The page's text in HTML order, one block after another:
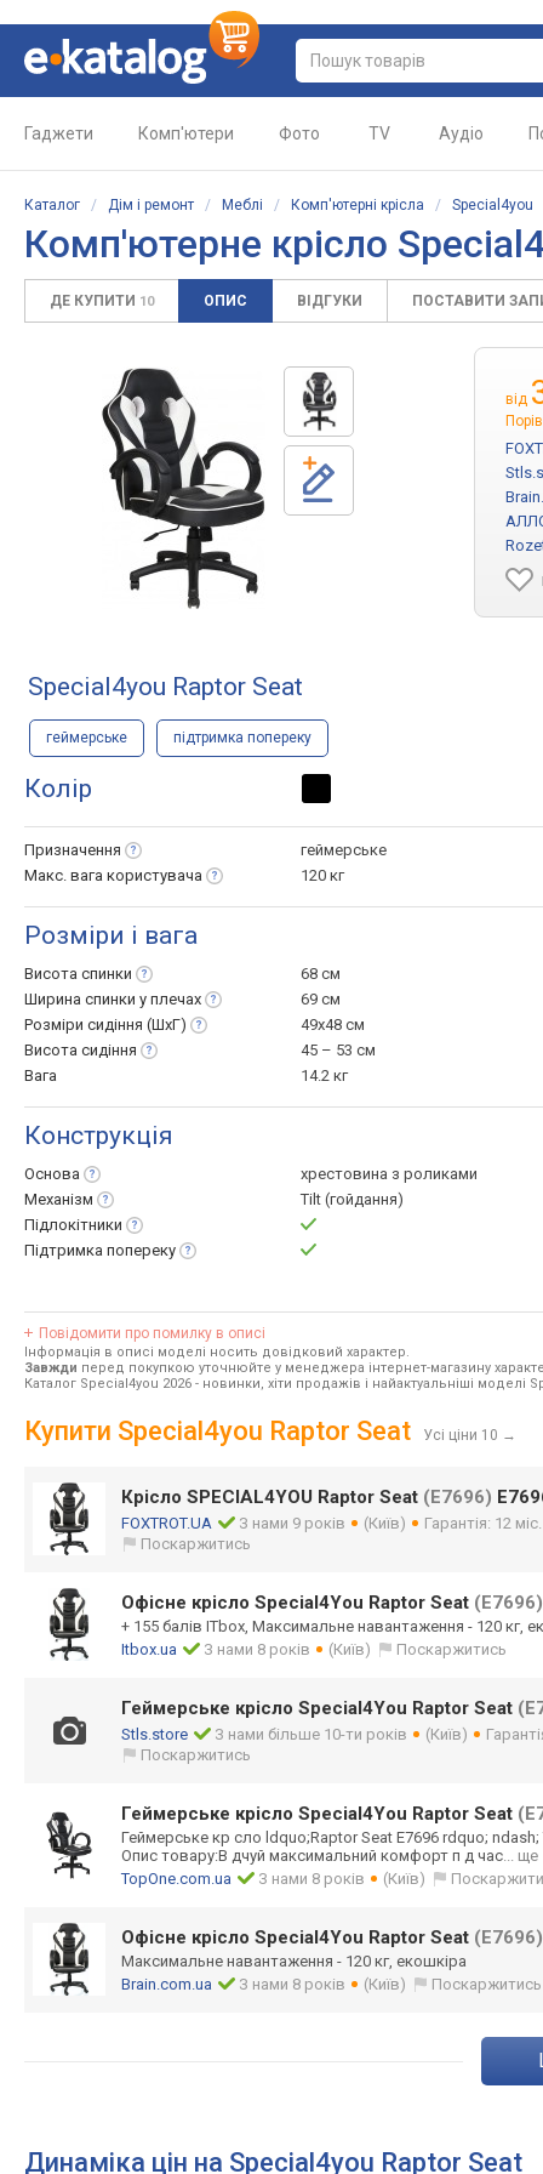
Гаджети Комп'ютери Фото TV Аудіо
Каталог / Дім і ремонт / Меблі / Комп'ютерні крісла / Special4you
Комп'ютерне крісло
ДЕ КУПИТИ 10 ОПИС ВІДГУКИ ПОСТАВИТИ
від
Special4you Raptor Seat
геймерське підтримка попереку
Колір
Призначення
геймерське
Макс. вага користувача 120 кг
Розміри і вага
Висота спинки
68 см
Ширина спинки у плечах
69 см
Розміри сидіння (ШхГ)
49x48 см
Висота сидіння
45 – 53 см
Вага
14.2 кг
Конструкція
Основа
хрестовина з роликами
Механізм
Tilt (гойдання)
Підлокітники
Підтримка попереку
Повідомити про помилку в описі
Інформація в описі моделі носить довідковий характер.
Завжди перед покупкою уточнюйте у менеджера інтернет-магазину
Каталог Special4you 2026 - новинки, хіти продажів і найактуальніші моделі
Купити Special4you Raptor Seat Усі ціни 10 →
Крісло SPECIAL4YOU Raptor Seat (E7696)
FOXTROT.UA З нами 9 років (Київ)
Гарантія: 12
Поскаржитись
Офісне крісло Special4You Raptor Seat (E7696)
+ 155 балів ITbox, Максимальне навантаження - 120 кг,
Itbox.ua
З нами 8 років (Київ) Поскаржитись
Геймерське крісло Special4You Raptor Seat
Stls.store З нами більше 10-ти років (Київ)
Поскаржитись
Геймерське крісло Special4You Raptor Seat
Геймерське кр сло ldquo;Raptor Seat E7696 rdquo;
Опис товару:В дчуй максимальний комфорт п д час... ще
TopOne.com.ua
З нами 8 років (Київ)
Офісне крісло Special4You Raptor Seat (E7696)
Максимальне навантаження - 120 кг, екошкіра
Brain.com.ua
З нами 8 років (Київ) Поскаржитись
Динаміка цін на Special4you Raptor Seat